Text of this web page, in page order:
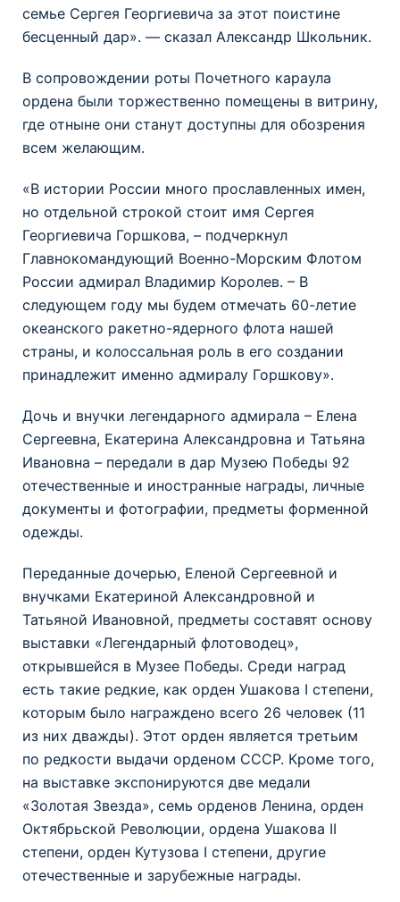
семье Сергея Георгиевича за этот поистине
бесценный дар». — сказал Александр Школьник.
В сопровождении роты Почетного караула
ордена были торжественно помещены в витрину,
где отныне они станут доступны для обозрения
всем желающим.
«В истории России много прославленных имен,
но отдельной строкой стоит имя Сергея
Георгиевича Горшкова, – подчеркнул
Главнокомандующий Военно-Морским Флотом
России адмирал Владимир Королев. – В
следующем году мы будем отмечать 60-летие
океанского ракетно-ядерного флота нашей
страны, и колоссальная роль в его создании
принадлежит именно адмиралу Горшкову».
Дочь и внучки легендарного адмирала – Елена
Сергеевна, Екатерина Александровна и Татьяна
Ивановна – передали в дар Музею Победы 92
отечественные и иностранные награды, личные
документы и фотографии, предметы форменной
одежды.
Переданные дочерью, Еленой Сергеевной и
внучками Екатериной Александровной и
Татьяной Ивановной, предметы составят основу
выставки «Легендарный флотоводец»,
открывшейся в Музее Победы. Среди наград
есть такие редкие, как орден Ушакова I степени,
которым было награждено всего 26 человек (11
из них дважды). Этот орден является третьим
по редкости выдачи орденом СССР. Кроме того,
на выставке экспонируются две медали
«Золотая Звезда», семь орденов Ленина, орден
Октябрьской Революции, ордена Ушакова II
степени, орден Кутузова I степени, другие
отечественные и зарубежные награды.